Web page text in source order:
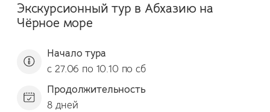
Экскурсионный тур в Абхазию на
Чёрное море
Начало тура
с 27.06 по 10.10 по сб
Продолжительность
8 дней